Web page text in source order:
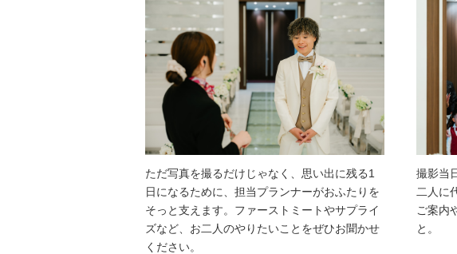
ただ写真を撮るだけじゃなく、思い出に残る1
日になるために、担当プランナーがおふたりを
そっと支えます。ファーストミートやサプライ
ズなど、お二人のやりたいことをぜひお聞かせ
ください。
撮影当
二人に
ご案内
と。